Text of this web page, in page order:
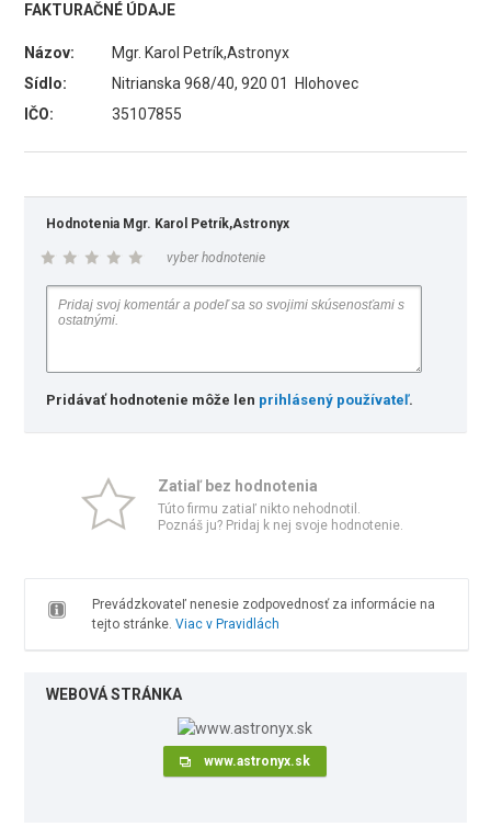
FAKTURAČNÉ ÚDAJE
Názov:
Mgr. Karol Petrík,Astronyx
Sídlo:
Nitrianska 968/40, 920 01 Hlohovec
IČO:
35107855
Hodnotenia Mgr. Karol Petrík,Astronyx
vyber hodnotenie
Pridávať hodnotenie môže len prihlásený používateľ.
Zatiaľ bez hodnotenia
Túto firmu zatiaľ nikto nehodnotil.
Poznáš ju? Pridaj k nej svoje hodnotenie.
Prevádzkovateľ nenesie zodpovednosť za informácie na
tejto stránke. Viac v Pravidlách
WEBOVÁ STRÁNKA
www.astronyx.sk